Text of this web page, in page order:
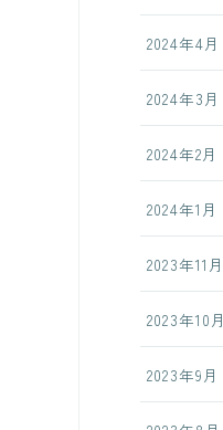
2024年4月
2024年3月
2024年2月
2024年1月
2023年11月
2023年10月
2023年9月